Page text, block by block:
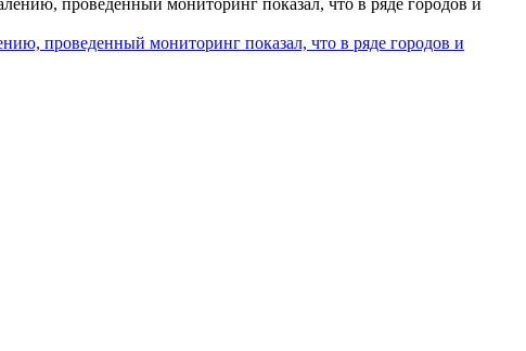
проведенный мониторинг показал, что в ряде городов и